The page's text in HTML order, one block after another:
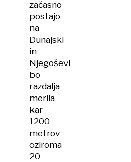
začasno
postajo
na
Dunajski
in
Njegoševi
bo
razdalja
merila
kar
1200
metrov
oziroma
20